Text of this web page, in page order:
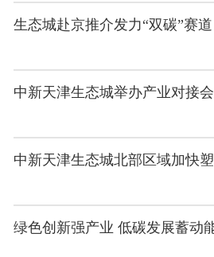
中新天津生态城举办产业对接会